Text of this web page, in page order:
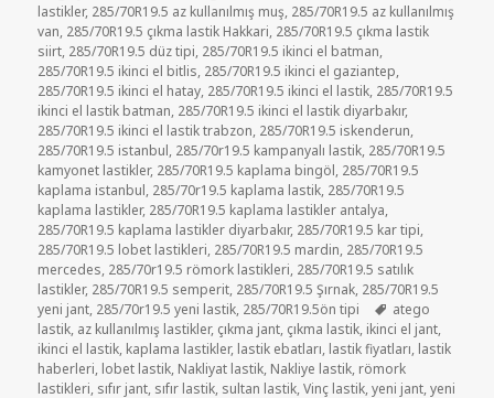
lastikler, 285/70R19.5 az kullanılmış muş, 285/70R19.5 az kullanılmış
van, 285/70R19.5 çıkma lastik Hakkari, 285/70R19.5 çıkma lastik
siirt, 285/70R19.5 düz tipi, 285/70R19.5 ikinci el batman,
285/70R19.5 ikinci el bitlis, 285/70R19.5 ikinci el gaziantep,
285/70R19.5 ikinci el hatay, 285/70R19.5 ikinci el lastik, 285/70R19.5
ikinci el lastik batman, 285/70R19.5 ikinci el lastik diyarbakır,
285/70R19.5 ikinci el lastik trabzon, 285/70R19.5 iskenderun,
285/70R19.5 istanbul, 285/70r19.5 kampanyalı lastik, 285/70R19.5
kamyonet lastikler, 285/70R19.5 kaplama bingöl, 285/70R19.5
kaplama istanbul, 285/70r19.5 kaplama lastik, 285/70R19.5
kaplama lastikler, 285/70R19.5 kaplama lastikler antalya,
285/70R19.5 kaplama lastikler diyarbakır, 285/70R19.5 kar tipi,
285/70R19.5 lobet lastikleri, 285/70R19.5 mardin, 285/70R19.5
mercedes, 285/70r19.5 römork lastikleri, 285/70R19.5 satılık
lastikler, 285/70R19.5 semperit, 285/70R19.5 Şırnak, 285/70R19.5
yeni jant, 285/70r19.5 yeni lastik, 285/70R19.5ön tipi Etiketler
atego
lastik, az kullanılmış lastikler, çıkma jant, çıkma lastik, ikinci el jant,
ikinci el lastik, kaplama lastikler, lastik ebatları, lastik fiyatları, lastik
haberleri, lobet lastik, Nakliyat lastik, Nakliye lastik, römork
lastikleri, sıfır jant, sıfır lastik, sultan lastik,Vinç lastik,yeni jant,yeni